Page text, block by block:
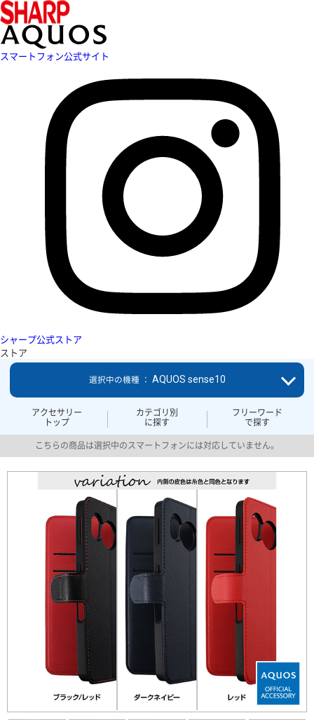
スマートフォン公式サイト
シャープ公式ストア
ストア
アクセサリー
トップ
カテゴリ別
に探す
フリーワード
で探す
選択中の機種 ： AQUOS sense10
こちらの商品は選択中のスマートフォンには対応していません。